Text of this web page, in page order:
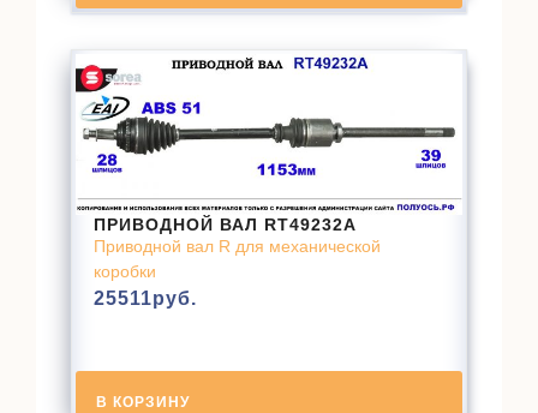
ПРИВОДНОЙ ВАЛ RT49232A
Приводной вал R для механической
коробки
25511руб.
В КОРЗИНУ